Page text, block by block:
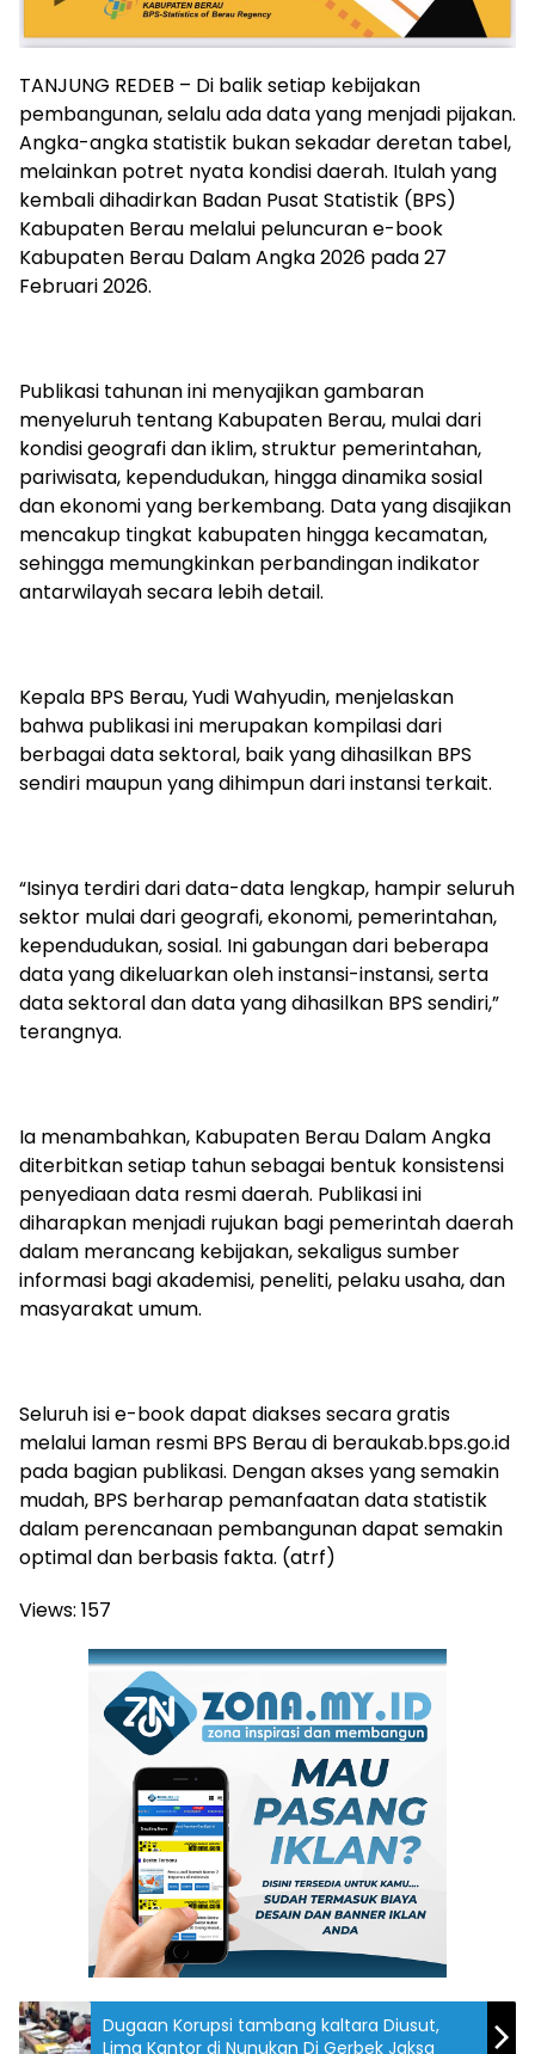
TANJUNG REDEB – Di balik setiap kebijakan
pembangunan, selalu ada data yang menjadi pijakan.
Angka-angka statistik bukan sekadar deretan tabel,
melainkan potret nyata kondisi daerah. Itulah yang
kembali dihadirkan Badan Pusat Statistik (BPS)
Kabupaten Berau melalui peluncuran e-book
Kabupaten Berau Dalam Angka 2026 pada 27
Februari 2026.
Publikasi tahunan ini menyajikan gambaran
menyeluruh tentang Kabupaten Berau, mulai dari
kondisi geografi dan iklim, struktur pemerintahan,
pariwisata, kependudukan, hingga dinamika sosial
dan ekonomi yang berkembang. Data yang disajikan
mencakup tingkat kabupaten hingga kecamatan,
sehingga memungkinkan perbandingan indikator
antarwilayah secara lebih detail.
Kepala BPS Berau, Yudi Wahyudin, menjelaskan
bahwa publikasi ini merupakan kompilasi dari
berbagai data sektoral, baik yang dihasilkan BPS
sendiri maupun yang dihimpun dari instansi terkait.
“Isinya terdiri dari data-data lengkap, hampir seluruh
sektor mulai dari geografi, ekonomi, pemerintahan,
kependudukan, sosial. Ini gabungan dari beberapa
data yang dikeluarkan oleh instansi-instansi, serta
data sektoral dan data yang dihasilkan BPS sendiri,”
terangnya.
Ia menambahkan, Kabupaten Berau Dalam Angka
diterbitkan setiap tahun sebagai bentuk konsistensi
penyediaan data resmi daerah. Publikasi ini
diharapkan menjadi rujukan bagi pemerintah daerah
dalam merancang kebijakan, sekaligus sumber
informasi bagi akademisi, peneliti, pelaku usaha, dan
masyarakat umum.
Seluruh isi e-book dapat diakses secara gratis
melalui laman resmi BPS Berau di beraukab.bps.go.id
pada bagian publikasi. Dengan akses yang semakin
mudah, BPS berharap pemanfaatan data statistik
dalam perencanaan pembangunan dapat semakin
optimal dan berbasis fakta. (atrf)
Views: 157
Dugaan Korupsi tambang kaltara Diusut,
Lima Kantor di Nunukan Di Gerbek Jaksa